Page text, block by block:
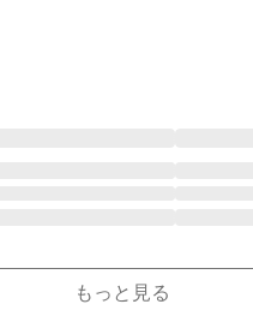
もっと見る